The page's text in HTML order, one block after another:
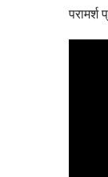
परामर्श